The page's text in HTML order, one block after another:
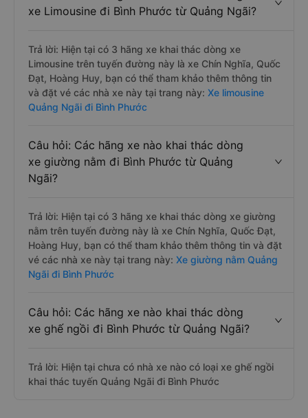
xe Limousine đi Bình Phước từ Quảng Ngãi?
Trả lời: Hiện tại có 3 hãng xe khai thác dòng xe
Limousine trên tuyến đường này là xe Chín Nghĩa, Quốc
Đạt, Hoàng Huy, bạn có thể tham khảo thêm thông tin
và đặt vé các nhà xe này tại trang này: Xe limousine
Quảng Ngãi đi Bình Phước
Câu hỏi: Các hãng xe nào khai thác dòng
xe giường nằm đi Bình Phước từ Quảng
Ngãi?
Trả lời: Hiện tại có 3 hãng xe khai thác dòng xe giường
nằm trên tuyến đường này là xe Chín Nghĩa, Quốc Đạt,
Hoàng Huy, bạn có thể tham khảo thêm thông tin và đặt
vé các nhà xe này tại trang này: Xe giường nằm Quảng
Ngãi đi Bình Phước
Câu hỏi: Các hãng xe nào khai thác dòng
xe ghế ngồi đi Bình Phước từ Quảng Ngãi?
Trả lời: Hiện tại chưa có nhà xe nào có loại xe ghế ngồi
khai thác tuyến Quảng Ngãi đi Bình Phước